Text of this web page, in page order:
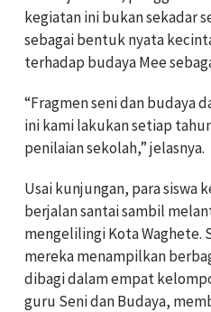
kegiatan ini bukan sekadar
sebagai bentuk nyata
terhadap budaya Mee
“Fragmen seni dan budaya
ini kami lakukan setiap
penilaian sekolah,” jelasnya.
Usai kunjungan, para siswa
berjalan santai sambil
mengelilingi Kota Waghete.
mereka menampilkan
dibagi dalam empat
guru Seni dan Budaya,